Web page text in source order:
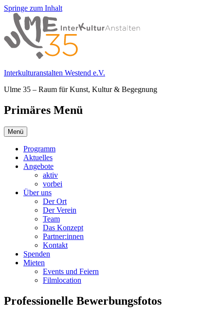
Springe zum Inhalt
Interkulturanstalten Westend e.V.
Ulme 35 – Raum für Kunst, Kultur & Begegnung
Primäres Menü
Menü
Programm
Aktuelles
Angebote
aktiv
vorbei
Über uns
Der Ort
Der Verein
Team
Das Konzept
Partner:innen
Kontakt
Spenden
Mieten
Events und Feiern
Filmlocation
Professionelle Bewerbungsfotos